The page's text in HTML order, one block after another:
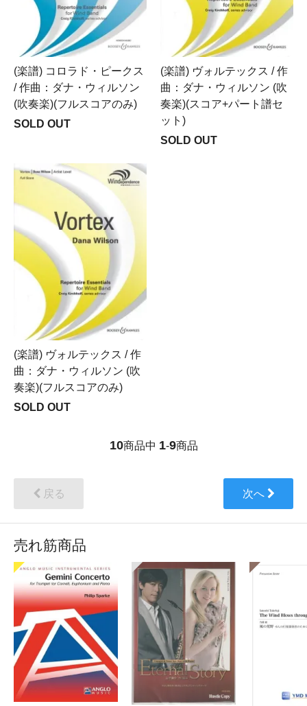
(楽譜) コロラド・ピークス
/ 作曲：ダナ・ウィルソン
(吹奏楽)(フルスコアのみ)
SOLD OUT
(楽譜) ヴォルテックス / 作
曲：ダナ・ウィルソン (吹
奏楽)(スコア+パート譜セ
ット)
SOLD OUT
(楽譜) ヴォルテックス / 作
曲：ダナ・ウィルソン (吹
奏楽)(フルスコアのみ)
SOLD OUT
10商品中 1-9商品
戻る 次へ
売れ筋商品